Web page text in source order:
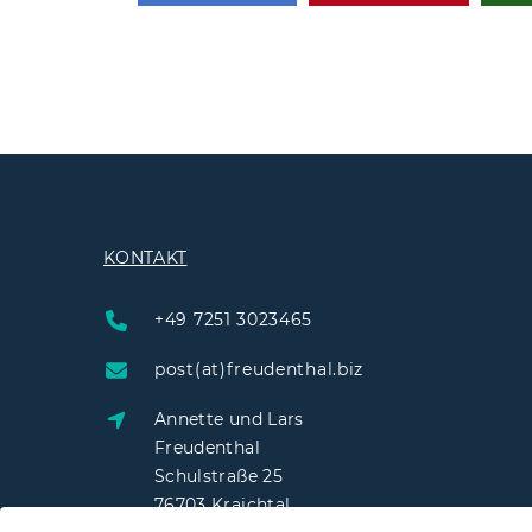
KONTAKT
+49 7251 3023465
post(at)freudenthal.biz
Annette und Lars
Freudenthal
Schulstraße 25
76703 Kraichtal